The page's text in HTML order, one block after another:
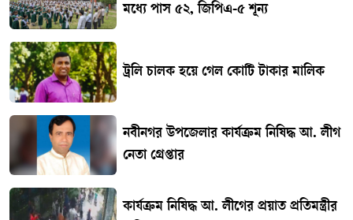
মধ্যে পাস ৫২, জিপিএ-৫ শূন্য
ট্রলি চালক হয়ে গেল কোটি টাকার মালিক
নবীনগর উপজেলার কার্যক্রম নিষিদ্ধ আ. লীগ
নেতা গ্রেপ্তার
কার্যক্রম নিষিদ্ধ আ. লীগের প্রয়াত প্রতিমন্ত্রীর